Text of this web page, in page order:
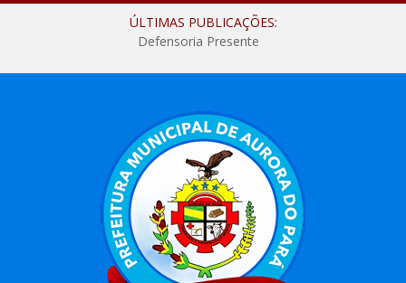
ÚLTIMAS PUBLICAÇÕES:
Defensoria Presente